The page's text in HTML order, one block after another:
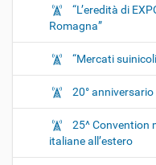
“L’eredità di
Romagna”
“Mercati
20°
25^ Convention
italiane all’estero